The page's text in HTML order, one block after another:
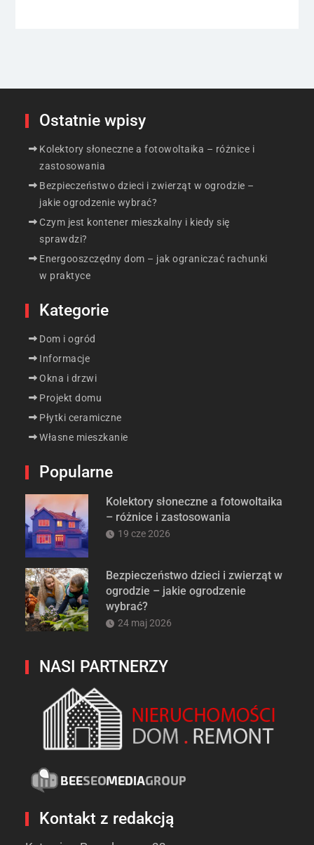
Ostatnie wpisy
Kolektory słoneczne a fotowoltaika – różnice i
zastosowania
Bezpieczeństwo dzieci i zwierząt w ogrodzie –
jakie ogrodzenie wybrać?
Czym jest kontener mieszkalny i kiedy się
sprawdzi?
Energooszczędny dom – jak ograniczać rachunki
w praktyce
Kategorie
Dom i ogród
Informacje
Okna i drzwi
Projekt domu
Płytki ceramiczne
Własne mieszkanie
Popularne
Kolektory słoneczne a fotowoltaika
– różnice i zastosowania
19 cze 2026
Bezpieczeństwo dzieci i zwierząt w
ogrodzie – jakie ogrodzenie
wybrać?
24 maj 2026
NASI PARTNERZY
Kontakt z redakcją